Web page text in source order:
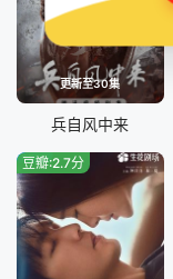
更新至30集
兵自风中来
豆瓣:2.7分